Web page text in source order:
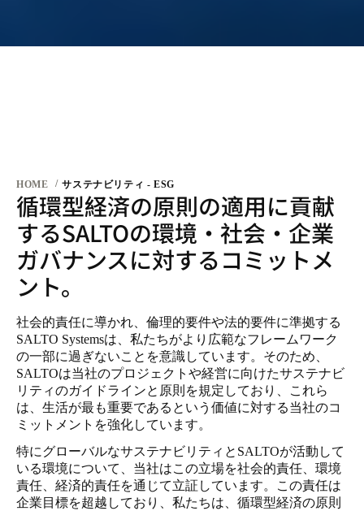
HOME サステナビリティ - ESG
循環型経済の原則の適用に貢献
するSALTOの環境・社会・企業
ガバナンスに対するコミットメ
ント。
社会的責任に導かれ、倫理的要件や法的要件に準拠する
SALTO Systemsは、私たちがより広範なフレームワーク
の一部に過ぎないことを意識しています。そのため、
SALTOは当社のプロジェクトや経営に向けたサステナビ
リティのガイドラインと原則を規定しており、これら
は、生活が最も重要であるという価値に対する当社のコ
ミットメントを強化しています。
特にグローバルなサステナビリティとSALTOが活動して
いる環境について、当社はこの立場を社会的責任、環境
責任、経済的責任を通じて立証しています。この責任は
企業目標を超越しており、私たちは、循環型経済の原則